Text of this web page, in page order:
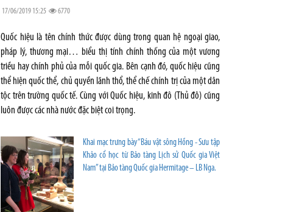
17/06/2019 15:25 6770
Quốc hiệu là tên chính thức được dùng trong quan hệ ngoại giao,
pháp lý, thương mại… biểu thị tính chính thống của một vương
triều hay chính phủ của mỗi quốc gia. Bên cạnh đó, quốc hiệu cũng
thể hiện quốc thể, chủ quyền lãnh thổ, thể chế chính trị của một dân
tộc trên trường quốc tế. Cùng với Quốc hiệu, kinh đô (Thủ đô) cũng
luôn được các nhà nước đặc biệt coi trọng.
Khai mạc trưng bày “Báu vật sông Hồng - Sưu tập
Khảo cổ học từ Bảo tàng Lịch sử Quốc gia Việt
Nam” tại Bảo tàng Quốc gia Hermitage – LB Nga.